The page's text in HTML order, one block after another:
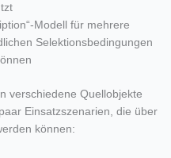
Modell für mehrere
Selektionsbedingungen
verschiedene Quellobjekte
Einsatzszenarien, die über
können: